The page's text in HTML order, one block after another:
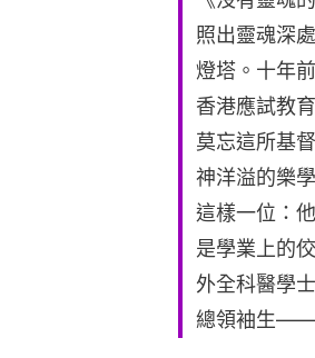
照出靈魂深
燈塔。十年
香港應試教
莫忘這所基
神洋溢的樂
這樣一位：
是學業上的
外全科醫學
總領袖生——